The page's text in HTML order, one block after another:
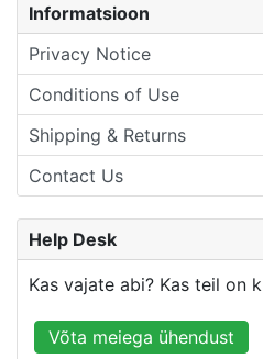
Informatsioon
Privacy Notice
Conditions of Use
Shipping & Returns
Contact Us
Help Desk
Kas vajate abi? Kas teil on
Võta meiega ühendust